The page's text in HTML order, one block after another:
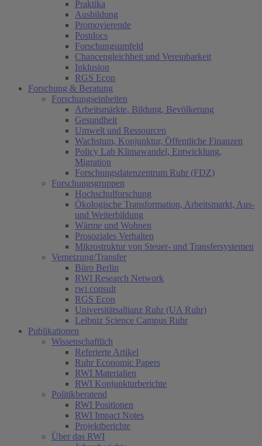
Praktika
Ausbildung
Promovierende
Postdocs
Forschungsumfeld
Chancengleichheit und Vereinbarkeit
Inklusion
RGS Econ
Forschung & Beratung
Forschungseinheiten
Arbeitsmärkte, Bildung, Bevölkerung
Gesundheit
Umwelt und Ressourcen
Wachstum, Konjunktur, Öffentliche Finanzen
Policy Lab Klimawandel, Entwicklung,
Migration
Forschungsdatenzentrum Ruhr (FDZ)
Forschungsgruppen
Hochschulforschung
Ökologische Transformation, Arbeitsmarkt, Aus-
und Weiterbildung
Wärme und Wohnen
Prosoziales Verhalten
Mikrostruktur von Steuer- und Transfersystemen
Vernetzung/Transfer
Büro Berlin
RWI Research Network
rwi consult
RGS Econ
Universitätsallianz Ruhr (UA Ruhr)
Leibniz Science Campus Ruhr
Publikationen
Wissenschaftlich
Referierte Artikel
Ruhr Economic Papers
RWI Materialien
RWI Konjunkturberichte
Politikberatend
RWI Positionen
RWI Impact Notes
Projektberichte
Über das RWI